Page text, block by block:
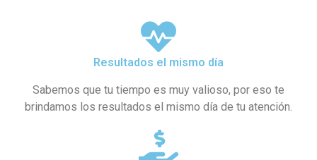
Resultados el mismo día
Sabemos que tu tiempo es muy valioso, por eso te
brindamos los resultados el mismo día de tu atención.